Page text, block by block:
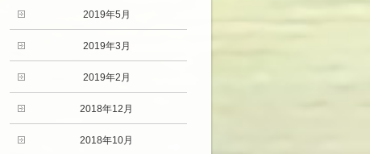
2019年5月
2019年3月
2019年2月
2018年12月
2018年10月